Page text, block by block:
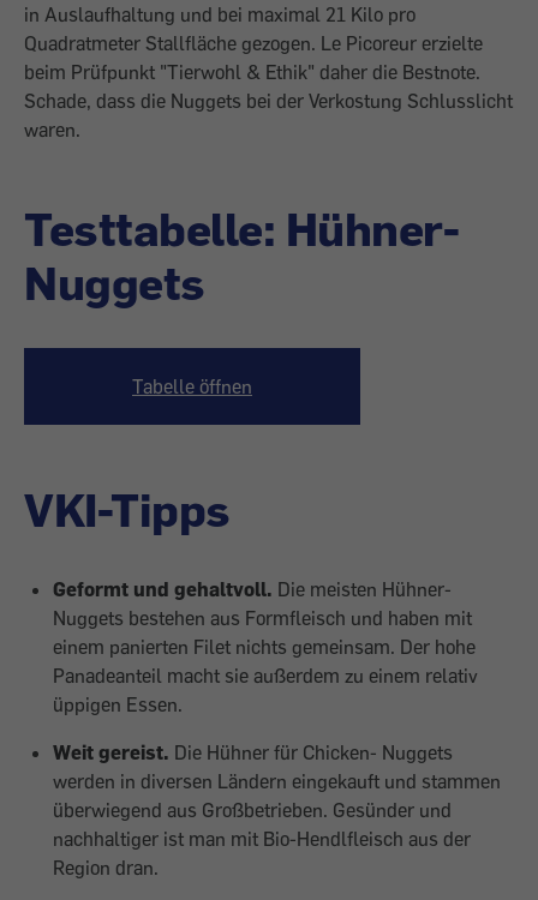
in Auslaufhaltung und bei maximal 21 Kilo pro
Quadratmeter Stall­fläche gezogen. Le Picoreur erzielte
beim Prüfpunkt "Tierwohl & Ethik" daher die Bestnote.
Schade, dass die Nuggets bei der Verkostung Schlusslicht
waren.
Testtabelle: Hühner-
Nuggets
Tabelle öffnen
VKI-Tipps
Geformt und gehaltvoll. Die meisten Hühner-
Nuggets bestehen aus Formfleisch und haben mit
einem panierten Filet nichts gemeinsam. Der hohe
Panadeanteil macht sie außerdem zu einem relativ
üppigen Essen.
Weit gereist. Die Hühner für Chicken- Nuggets
werden in diversen Ländern eingekauft und stammen
überwiegend aus Großbetrieben. Gesünder und
nachhal­tiger ist man mit Bio-Hendlfleisch aus der
Region dran.